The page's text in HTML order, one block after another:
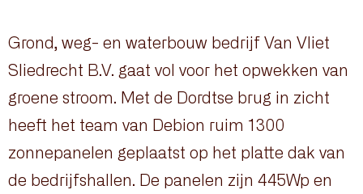
Grond, weg- en waterbouw bedrijf Van Vliet
Sliedrecht B.V. gaat vol voor het opwekken van
groene stroom. Met de Dordtse brug in zicht
heeft het team van Debion ruim 1300
zonnepanelen geplaatst op het platte dak van
de bedrijfshallen. De panelen zijn 445Wp en